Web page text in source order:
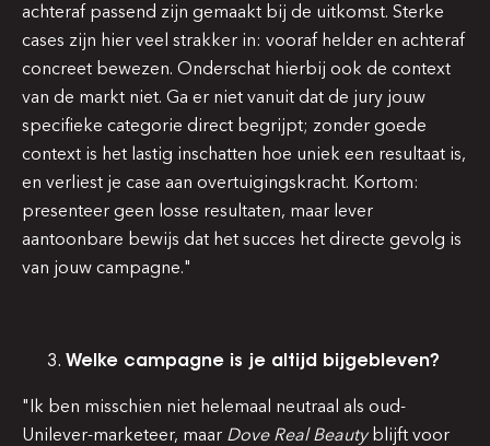
achteraf passend zijn gemaakt bij de uitkomst. Sterke
cases zijn hier veel strakker in: vooraf helder en achteraf
concreet bewezen. Onderschat hierbij ook de context
van de markt niet. Ga er niet vanuit dat de jury jouw
specifieke categorie direct begrijpt; zonder goede
context is het lastig inschatten hoe uniek een resultaat is,
en verliest je case aan overtuigingskracht. Kortom:
presenteer geen losse resultaten, maar lever
aantoonbare bewijs dat het succes het directe gevolg is
van jouw campagne."
Welke campagne is je altijd bijgebleven?
"Ik ben misschien niet helemaal neutraal als oud-
Unilever-marketeer, maar Dove Real Beautyblijft voor